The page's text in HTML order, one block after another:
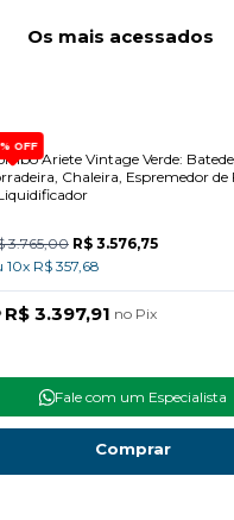
Os mais acessados
OFF
Ariete Vintage Verde:
Chaleira, Espremedor de
3.765,00 R$ 3.576,75
10x R$ 357,68
R$ 3.397,91 no Pix
Fale com um Especialista
Comprar